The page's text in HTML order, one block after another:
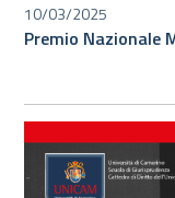
10/03/2025
Premio Nazionale